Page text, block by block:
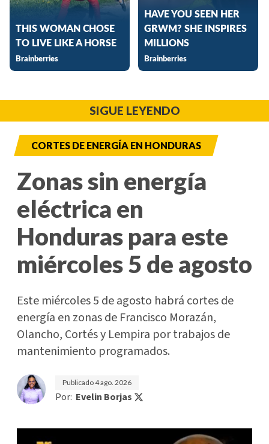
SIGUE LEYENDO
CORTES DE ENERGÍA EN HONDURAS
Zonas sin energía
eléctrica en
Honduras para este
miércoles 5 de agosto
Este miércoles 5 de agosto habrá cortes de
energía en zonas de Francisco Morazán,
Olancho, Cortés y Lempira por trabajos de
mantenimiento programados.
Publicado4 ago. 2026
Por: Evelin Borjas